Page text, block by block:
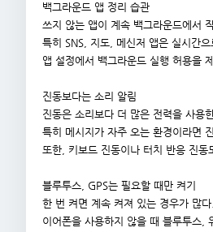
백그라운드 앱 정리 습관
쓰지 않는 앱이 계속 백그라운드에서
특히 SNS, 지도, 메신저 앱은 실시간
앱 설정에서 백그라운드 실행 허용을
진동보다는 소리 알림
진동은 소리보다 더 많은 전력을 사용
특히 메시지가 자주 오는 환경이라면
또한, 키보드 진동이나 터치 반응 진동
블루투스, GPS는 필요할 때만 켜기
한 번 켜면 계속 켜져 있는 경우가 많다.
이어폰을 사용하지 않을 때 블루투스,